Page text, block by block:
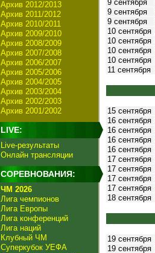
Архив 2012/2013
Архив 2011/2012
Архив 2010/2011
Архив 2009/2010
Архив 2008/2009
Архив 2007/2008
Архив 2006/2007
Архив 2005/2006
Архив 2004/2005
Архив 2003/2004
Архив 2002/2003
Архив 2001/2002
LIVE:
Live-результаты
Онлайн трансляции
СОРЕВНОВАНИЯ:
ЧМ 2026
Лига чемпионов
Лига Европы
Лига конференций
Лига наций
Клубный ЧМ
Суперкубок УЕФА
9 сентября
9 сентября
9 сентября
10 сентября
10 сентября
10 сентября
10 сентября
11 сентября
15 сентября
16 сентября
16 сентября
16 сентября
16 сентября
17 сентября
17 сентября
17 сентября
17 сентября
18 сентября
19 сентября
19 сентября